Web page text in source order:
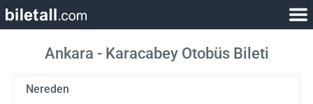
Ankara - Karacabey Otobüs Bileti
Nereden